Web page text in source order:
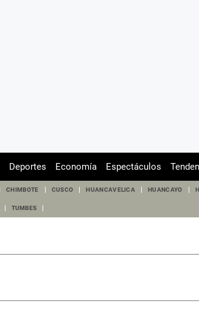
Deportes Economía Espectáculos
CHIMBOTE CUSCO HUANCAVELICA HUANCAYO
TUMBES